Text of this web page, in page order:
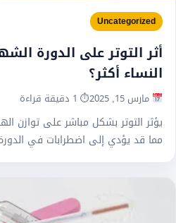
Uncategorized
أثر التوتر على الدورة
النساء أكثر؟
مارس 15, 2025 ⏱ 1 دقيقة قراءة
يؤثر التوتر بشكل مباشر على توازن
مما قد يؤدي إلى اضطرابات في